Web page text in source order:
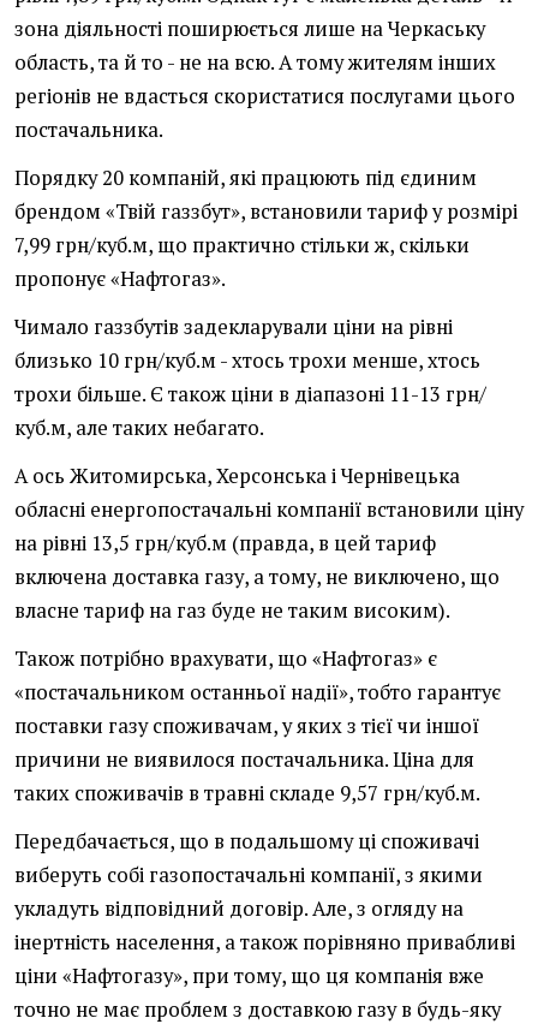
зона діяльності поширюється лише на Черкаську
область, та й то - не на всю. А тому жителям інших
регіонів не вдасться скористатися послугами цього
постачальника.
Порядку 20 компаній, які працюють під єдиним
брендом «Твій газзбут», встановили тариф у розмірі
7,99 грн/куб.м, що практично стільки ж, скільки
пропонує «Нафтогаз».
Чимало газзбутів задекларували ціни на рівні
близько 10 грн/куб.м - хтось трохи менше, хтось
трохи більше. Є також ціни в діапазоні 11-13 грн/
куб.м, але таких небагато.
А ось Житомирська, Херсонська і Чернівецька
обласні енергопостачальні компанії встановили ціну
на рівні 13,5 грн/куб.м (правда, в цей тариф
включена доставка газу, а тому, не виключено, що
власне тариф на газ буде не таким високим).
Також потрібно врахувати, що «Нафтогаз» є
«постачальником останньої надії», тобто гарантує
поставки газу споживачам, у яких з тієї чи іншої
причини не виявилося постачальника. Ціна для
таких споживачів в травні складе 9,57 грн/куб.м.
Передбачається, що в подальшому ці споживачі
виберуть собі газопостачальні компанії, з якими
укладуть відповідний договір. Але, з огляду на
інертність населення, а також порівняно привабливі
ціни «Нафтогазу», при тому, що ця компанія вже
точно не має проблем з доставкою газу в будь-яку